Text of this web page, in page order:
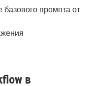
промпта от
в